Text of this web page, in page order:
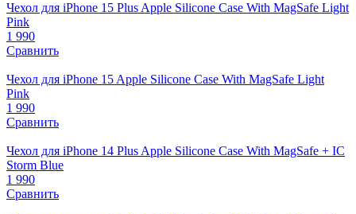
Чехол для iPhone 15 Plus Apple Silicone Case With MagSafe Light
Pink
1 990
Сравнить
Чехол для iPhone 15 Apple Silicone Case With MagSafe Light
Pink
1 990
Сравнить
Чехол для iPhone 14 Plus Apple Silicone Case With MagSafe + IC
Storm Blue
1 990
Сравнить